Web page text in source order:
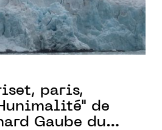
paris,
de
Gaube du